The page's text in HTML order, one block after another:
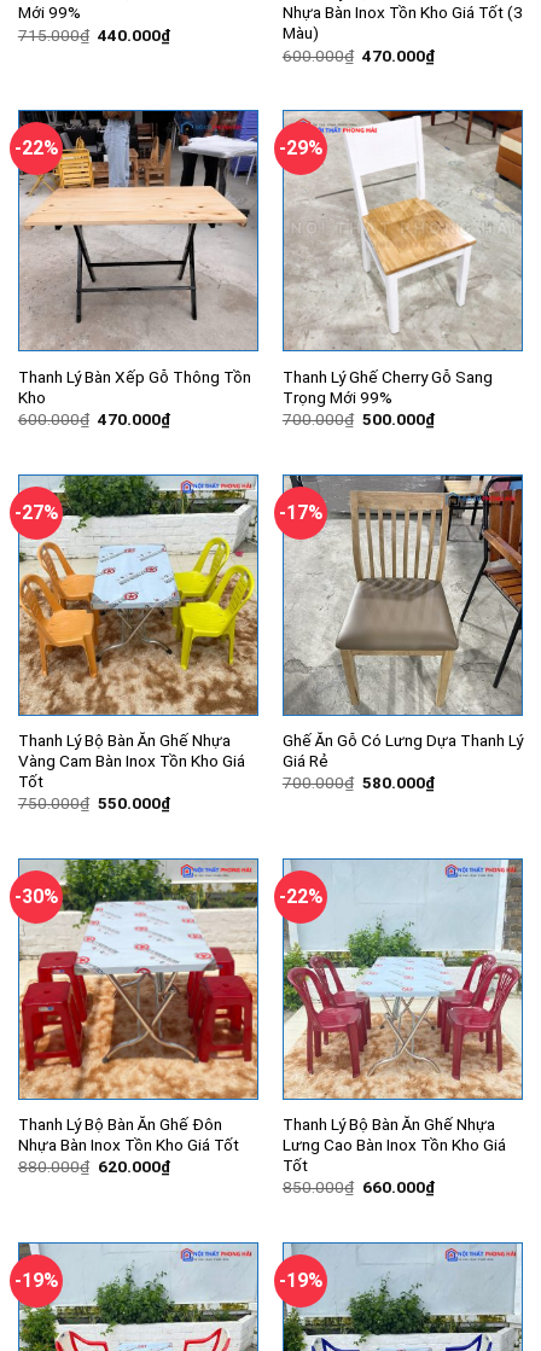
Mới 99%
715.000₫ Giá
440.000₫Giá
hiện
Nhựa Bàn Inox Tồn Kho Giá Tốt (3
Màu)
600.000₫ Giá
470.000₫Giá
hiện
470.000₫.
-22%
Thanh Lý Bàn Xếp Gỗ Thông Tồn
Kho
600.000₫ Giá
470.000₫Giá
hiện
470.000₫.
-29%
Thanh Lý Ghế Cherry Gỗ Sang
Trọng Mới 99%
700.000₫ Giá
500.000₫Giá
hiện
500.000₫.
-27%
Thanh Lý Bộ Bàn Ăn Ghế Nhựa
Vàng Cam Bàn Inox Tồn Kho Giá
Tốt
750.000₫ Giá
550.000₫Giá
hiện
550.000₫.
-17%
Ghế Ăn Gỗ Có Lưng Dựa Thanh Lý
Giá Rẻ
700.000₫ Giá
580.000₫Giá
hiện
-30%
Thanh Lý Bộ Bàn Ăn Ghế Đôn
Nhựa Bàn Inox Tồn Kho Giá Tốt
880.000₫ Giá
620.000₫Giá
hiện
-22%
Thanh Lý Bộ Bàn Ăn Ghế Nhựa
Lưng Cao Bàn Inox Tồn Kho Giá
Tốt
850.000₫ Giá
660.000₫Giá
hiện
660.000₫.
-19% -19%